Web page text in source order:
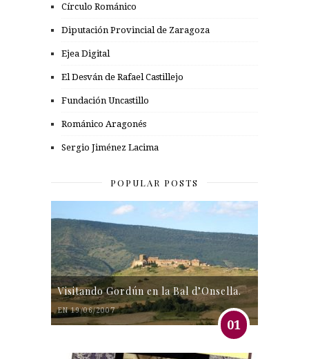
Círculo Románico
Diputación Provincial de Zaragoza
Ejea Digital
El Desván de Rafael Castillejo
Fundación Uncastillo
Románico Aragonés
Sergio Jiménez Lacima
POPULAR POSTS
Visitando Gordún en la Bal d’Onsella.
EN 19/06/2007
01